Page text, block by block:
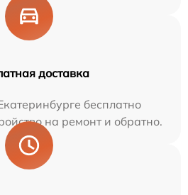
доставка
бесплатно
на ремонт и обратно.